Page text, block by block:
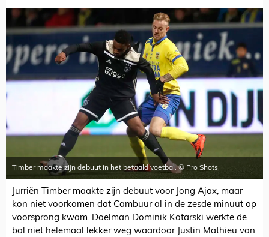
Timber maakte zijn debuut in het betaald voetbal. © Pro Shots
Jurriën Timber maakte zijn debuut voor Jong Ajax, maar
kon niet voorkomen dat Cambuur al in de zesde minuut op
voorsprong kwam. Doelman Dominik Kotarski werkte de
bal niet helemaal lekker weg waardoor Justin Mathieu van